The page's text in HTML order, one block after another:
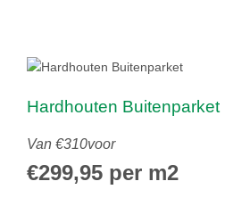
Hardhouten Buitenparket
Van €310voor
€299,95 per m2